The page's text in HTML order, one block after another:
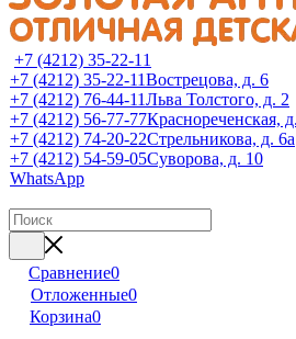
+7 (4212) 35-22-11
+7 (4212) 35-22-11Вострецова, д. 6
+7 (4212) 76-44-11Льва Толстого, д. 2
+7 (4212) 56-77-77Краснореченская,
+7 (4212) 74-20-22Стрельникова, д. 6а
+7 (4212) 54-59-05Суворова, д. 10
WhatsApp
Сравнение0
Отложенные0
Корзина0